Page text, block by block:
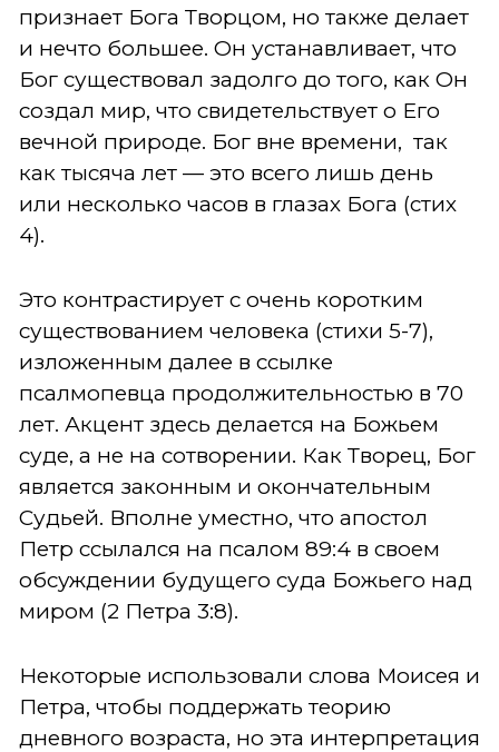
признает Бога Творцом, но также делает
и нечто большее. Он устанавливает, что
Бог существовал задолго до того, как Он
создал мир, что свидетельствует о Его
вечной природе. Бог вне времени, так
как тысяча лет — это всего лишь день
или несколько часов в глазах Бога (стих
4).
Это контрастирует с очень коротким
существованием человека (стихи 5-7),
изложенным далее в ссылке
псалмопевца продолжительностью в 70
лет. Акцент здесь делается на Божьем
суде, а не на сотворении. Как Творец, Бог
является законным и окончательным
Судьей. Вполне уместно, что апостол
Петр ссылался на псалом 89:4 в своем
обсуждении будущего суда Божьего над
миром (2 Петра 3:8).
Некоторые использовали слова Моисея и
Петра, чтобы поддержать теорию
дневного возраста, но эта интерпретация